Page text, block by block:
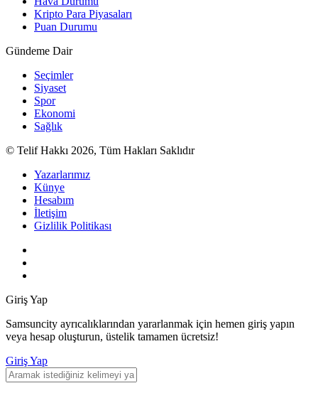
Kripto Para Piyasaları
Puan Durumu
Gündeme Dair
Seçimler
Siyaset
Spor
Ekonomi
Sağlık
© Telif Hakkı 2026, Tüm Hakları Saklıdır
Yazarlarımız
Künye
Hesabım
İletişim
Gizlilik Politikası
Giriş Yap
Samsuncity ayrıcalıklarından yararlanmak için hemen giriş yapın
veya hesap oluşturun, üstelik tamamen ücretsiz!
Giriş Yap